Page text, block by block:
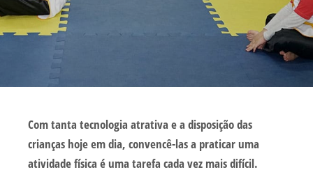
Com tanta tecnologia atrativa e a disposição das
crianças hoje em dia, convencê-las a praticar uma
atividade física é uma tarefa cada vez mais difícil.